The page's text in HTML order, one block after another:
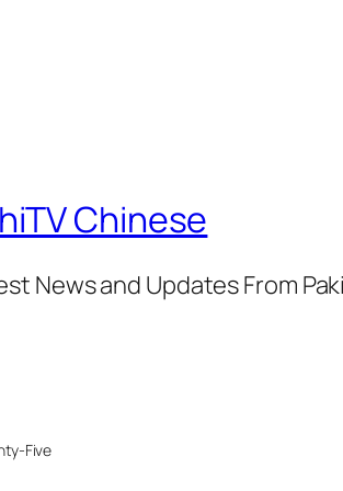
Chinese
News and Updates From
Five